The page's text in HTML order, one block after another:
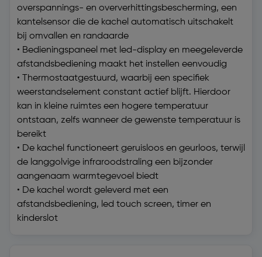
overspannings- en oververhittingsbescherming, een
kantelsensor die de kachel automatisch uitschakelt
bij omvallen en randaarde
• Bedieningspaneel met led-display en meegeleverde
afstandsbediening maakt het instellen eenvoudig
• Thermostaatgestuurd, waarbij een specifiek
weerstandselement constant actief blijft. Hierdoor
kan in kleine ruimtes een hogere temperatuur
ontstaan, zelfs wanneer de gewenste temperatuur is
bereikt
• De kachel functioneert geruisloos en geurloos, terwijl
de langgolvige infraroodstraling een bijzonder
aangenaam warmtegevoel biedt
• De kachel wordt geleverd met een
afstandsbediening, led touch screen, timer en
kinderslot